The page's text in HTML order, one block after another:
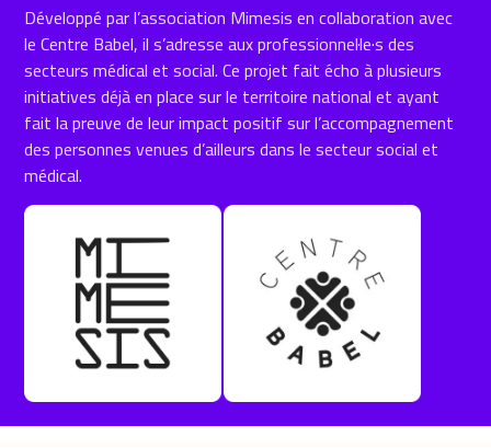
Développé par l’association Mimesis en collaboration avec
le Centre Babel, il s’adresse aux professionnel·le·s des
secteurs médical et social. Ce projet fait écho à plusieurs
initiatives déjà en place sur le territoire national et ayant
fait la preuve de leur impact positif sur l’accompagnement
des personnes venues d’ailleurs dans le secteur social et
médical.